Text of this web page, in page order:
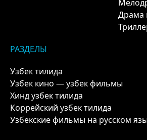
Драма
РАЗДЕЛЫ
Узбек тилида
Узбек кино — узбек фильмы
Хинд узбек тилида
Коррейский узбек тилида
Узбекские фильмы на русском